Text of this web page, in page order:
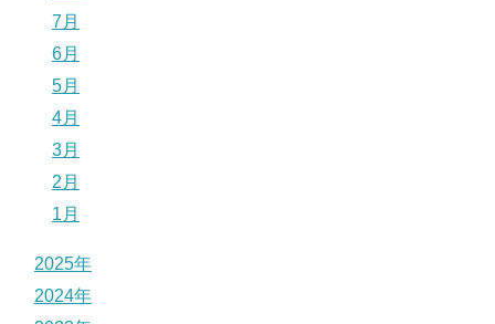
7月
6月
5月
4月
3月
2月
1月
2025年
2024年